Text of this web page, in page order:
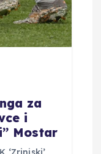
za
i
Mostar